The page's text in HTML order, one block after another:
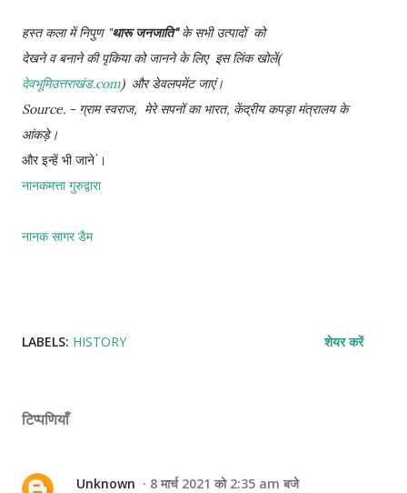
हस्त कला में निपुण "थारू जनजाति"के सभी उत्पादों को
देखने व बनाने की पृकिया को जानने के लिए इस लिंक खोलें(
देवभूमिउत्तराखंड.com) और डेवलपमेंट जाएं।
Source. - ग्राम स्वराज, मेरे सपनों का भारत, केंद्रीय कपड़ा मंत्रालय के
आंकड़े।
और इन्हें भी जाने ं।
नानकमत्ता गुरुद्वारा
नानक सागर डैम
LABELS: HISTORY शेयर करें
टिप्पणियाँ
Unknown 8 मार्च 2021 को 2:35 am बजे